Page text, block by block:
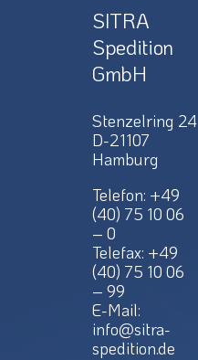
SITRA
Spedition
GmbH
Stenzelring 24
D-21107
Hamburg
Telefon: +49
(40) 75 10 06
– 0
Telefax: +49
(40) 75 10 06
– 99
E-Mail:
info@sitra-
spedition.de